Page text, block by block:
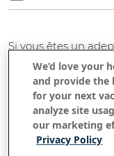
Si vous êtes un
que vous
balnéaires, ne
Thaïlande. Cette
regorge de plages
Nous avons fait le
d'entre elles pour
We’d love your
and provide the
for your next
analyze site
our marketing
Privacy Policy